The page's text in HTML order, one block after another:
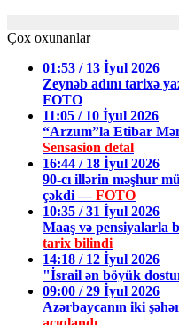
Çox oxunanlar
01:53 / 13 İyul 2026
Zeynəb adını tarixə
FOTO
11:05 / 10 İyul 2026
“Arzum”la Etibar
Sensasion detal
16:44 / 18 İyul 2026
90-cı illərin məşhur
çəkdi —FOTO
10:35 / 31 İyul 2026
Maaş və pensiyalarla
tarix bilindi
14:18 / 12 İyul 2026
"İsrail ən böyük
09:00 / 29 İyul 2026
Azərbaycanın iki